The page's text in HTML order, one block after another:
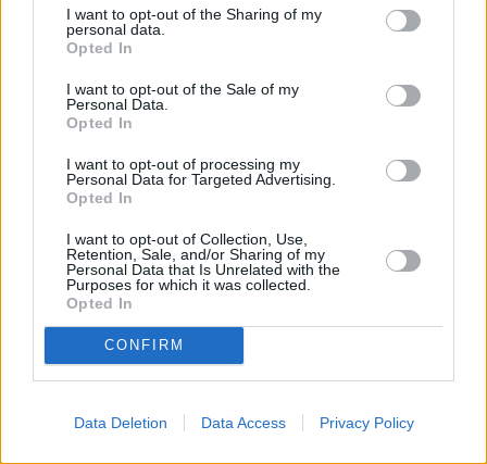
I want to opt-out of the Sharing of my
personal data.
Opted In
I want to opt-out of the Sale of my
Personal Data.
Opted In
I want to opt-out of processing my
Personal Data for Targeted Advertising.
Opted In
I want to opt-out of Collection, Use,
Retention, Sale, and/or Sharing of my
Personal Data that Is Unrelated with the
Purposes for which it was collected.
Opted In
CONFIRM
Data Deletion Data Access Privacy Policy
Insieme al dirigente Maurizio Tagliati per LG Competition sono
Alejandro Graf e Nicola Parma Benfenati.
Il progetto Multisport ne’ Monti è promosso da Polisportiva
Quadrifoglio, in collaborazione con il Comune di Castelnovo ne’
Romagna e da Iren. Prossime attività coinvolgeranno le
discipline del Tennis e dell’Atletica Leggera, mentre le camminate
ecologiche si svolgeranno grazie all’intervento di Eduiren.